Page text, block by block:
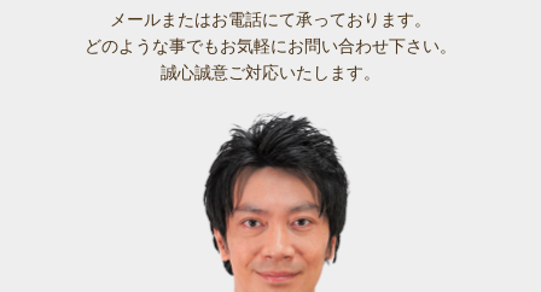
メールまたはお電話にて承っております。
どのような事でもお気軽にお問い合わせ下さい。
誠心誠意ご対応いたします。